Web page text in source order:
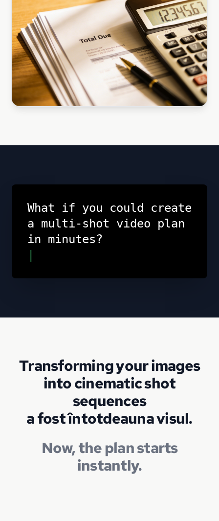
What if you could create
a multi-shot video plan
in minutes?
|
Transforming your images
into cinematic shot
sequences
a fost întotdeauna visul.
Now, the plan starts
instantly.